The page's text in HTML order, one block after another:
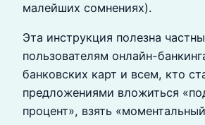
малейших сомнениях).
Эта инструкция полезна
пользователям онлайн-
банковских карт и всем, кто
предложениями вложиться
процент», взять